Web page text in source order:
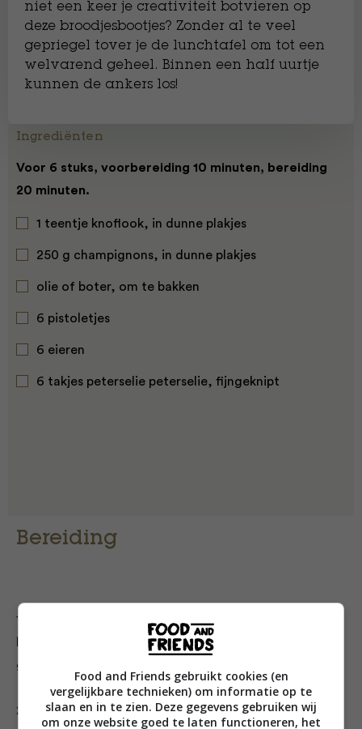
niet een keer je creativiteit botvieren op
deze broodjesbootjes? Zonder al te veel
gepriegel tover je de lunchtafel om tot een
welvarend geheel. Binnen een half uurtje
kunnen de ankers los!
Ingrediënten
Voor 6 stuks, voorbereiding 10 minuten, bereiding
20 minuten.
1 teentje knoflook, in dunne plakjes
250 g champignons, in dunne plakjes
olie of boter, om te bakken
6 pistoletjes
6 eieren
6 takjes peterselie peterselie, fijngeknipt
Bereiding
1. Fruit de knoflook en champignons samen in een
koekenpan met een beetje olie of boter tot ze mooi
goudbruin zijn.
2. Hol de pistoletjes voorzichtig een beetje uit – zorg
Food and Friends gebruikt cookies (en
vergelijkbare technieken) om informatie op te
slaan en in te zien. Deze gegevens gebruiken wij
om onze website goed te laten functioneren, het